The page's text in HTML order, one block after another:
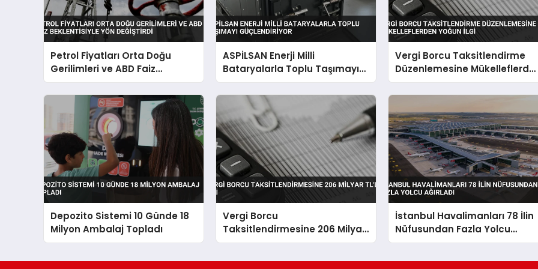
Petrol Fiyatları Orta Doğu
Gerilimleri ve ABD Faiz
Beklentisiyle Yön Değiştirdi
ASPİLSAN Enerji Milli
Bataryalarla Toplu Taşımayı
Güçlendiriyor
Vergi Borcu Taksitlendirme
Düzenlemesine
Yoğun İlgi
Depozito Sistemi 10 Günde 18
Milyon Ambalaj Topladı
Vergi Borcu
Taksitlendirmesine 206 Milyar
TL’lik İlgi
İstanbul Havalimanları 78 İlin
Nüfusundan Fazla Yolcu
Ağırladı